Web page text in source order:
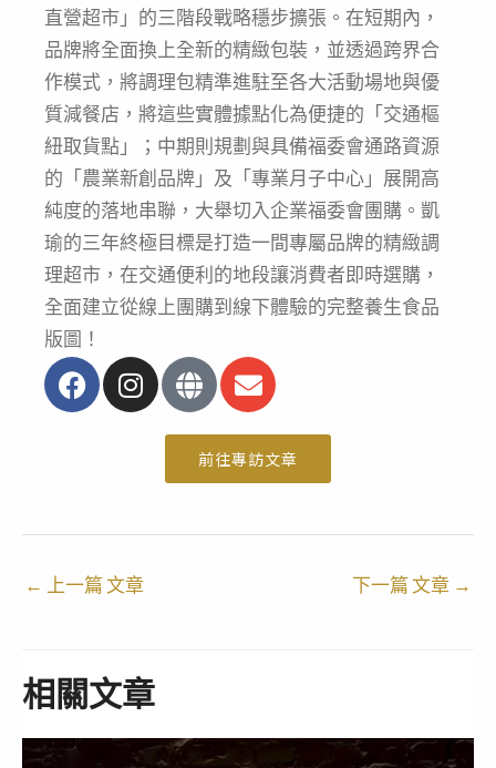
直營超市」的三階段戰略穩步擴張 。在短期內，
品牌將全面換上全新的精緻包裝，並透過跨界合
作模式，將調理包精準進駐至各大活動場地與優
質減餐店，將這些實體據點化為便捷的「交通樞
紐取貨點」
；中期則規劃與具備福委會通路資源
的「農業新創品牌」及「專業月子中心」展開高
純度的落地串聯，大舉切入企業福委會團購 。凱
瑜的三年終極目標是打造一間專屬品牌的精緻調
理超市，在交通便利的地段讓消費者即時選購，
全面建立從線上團購到線下體驗的完整養生食品
版圖 ！
F
a
o
I
n
r
m
G
l
o
b
e
E
n
v
e
l
p
前往專訪文章
← 上一篇 文章 下一篇 文章 →
相關文章